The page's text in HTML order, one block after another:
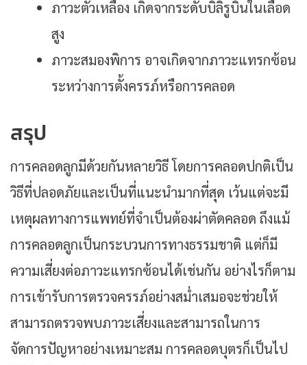
ภาวะตัวเหลือง เกิดจากระดับบิลิรูบินในเลือด
สูง
ภาวะสมองพิการ อาจเกิดจากภาวะแทรกซ้อน
ระหว่างการตั้งครรภ์หรือการคลอด
สรุป
การคลอดลูกมีด้วยกันหลายวิธี โดยการคลอดปกติเป็น
วิธีที่ปลอดภัยและเป็นที่แนะนำมากที่สุด เว้นแต่จะมี
เหตุผลทางการแพทย์ที่จำเป็นต้องผ่าตัดคลอด ถึงแม้
การคลอดลูกเป็นกระบวนการทางธรรมชาติ แต่ก็มี
ความเสี่ยงต่อภาวะแทรกซ้อนได้เช่นกัน อย่างไรก็ตาม
การเข้ารับการตรวจครรภ์อย่างสม่ำเสมอจะช่วยให้
สามารถตรวจพบภาวะเสี่ยงและสามารถในการ
จัดการปัญหาอย่างเหมาะสม การคลอดบุตรก็เป็นไป